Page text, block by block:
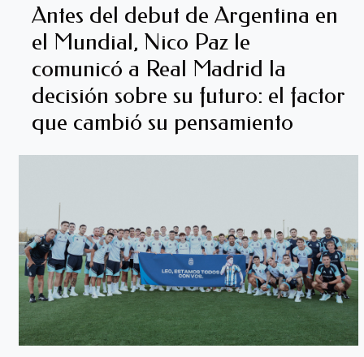
Antes del debut de Argentina en
el Mundial, Nico Paz le
comunicó a Real Madrid la
decisión sobre su futuro: el factor
que cambió su pensamiento